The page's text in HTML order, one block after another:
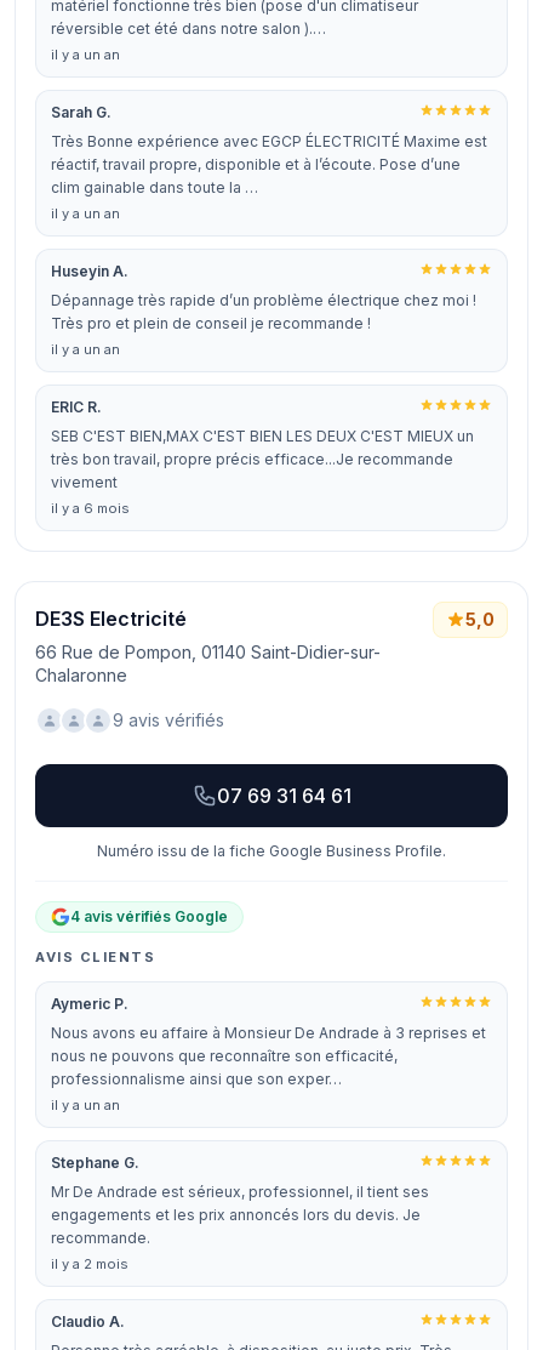
matériel fonctionne très bien (pose d'un climatiseur
réversible cet été dans notre salon ).…
il y a un an
Sarah G.
Très Bonne expérience avec EGCP ÉLECTRICITÉ Maxime est
réactif, travail propre, disponible et à l’écoute. Pose d’une
clim gainable dans toute la …
il y a un an
Huseyin A.
Dépannage très rapide d’un problème électrique chez moi !
Très pro et plein de conseil je recommande !
il y a un an
ERIC R.
SEB C'EST BIEN,MAX C'EST BIEN LES DEUX C'EST MIEUX un
très bon travail, propre précis efficace...Je recommande
vivement
il y a 6 mois
DE3S Electricité
66 Rue de Pompon, 01140 Saint-Didier-sur-
Chalaronne
5,0
9 avis vérifiés
07 69 31 64 61
Numéro issu de la fiche Google Business Profile.
4 avis vérifiés Google
AVIS CLIENTS
Aymeric P.
Nous avons eu affaire à Monsieur De Andrade à 3 reprises et
nous ne pouvons que reconnaître son efficacité,
professionnalisme ainsi que son exper…
il y a un an
Stephane G.
Mr De Andrade est sérieux, professionnel, il tient ses
engagements et les prix annoncés lors du devis. Je
recommande.
il y a 2 mois
Claudio A.